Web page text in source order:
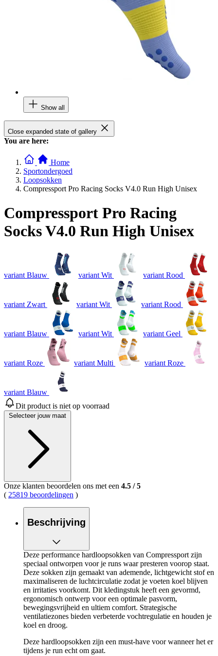
Show all
Close expanded state of gallery
You are here:
Home
Sportondergoed
Loopsokken
Compressport Pro Racing Socks V4.0 Run High Unisex
Compressport Pro Racing
Socks V4.0 Run High Unisex
variant Blauw variant Wit variant Rood
variant Zwart variant Wit variant Rood
variant Blauw variant Wit variant Geel
variant Roze variant Multi variant Roze
variant Blauw
Dit product is niet op voorraad
Selecteer jouw maat
Onze klanten beoordelen ons met een 4.5 /5
( 25819 beoordelingen )
Beschrijving
Deze performance hardloopsokken van Compressport zijn
speciaal ontworpen voor je runs waar presteren voorop staat.
Deze sokken zijn gemaakt van ademende, lichtgewicht stof en
maximaliseren de luchtcirculatie zodat je voeten koel blijven
en irritaties voorkomt. Dit kledingstuk heeft een gevormd,
ergonomisch ontwerp voor een optimale pasvorm,
bewegingsvrijheid en ultiem comfort. Strategische
ventilatiezones bieden verbeterde vochtregulatie en houden je
koel en droog.
Deze hardloopsokken zijn een must-have voor wanneer het er
tijdens je run echt om gaat.